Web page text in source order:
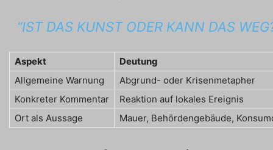
“IST DAS KUNST ODER KANN DAS
Aspekt
Deutung
Allgemeine Warnung
Abgrund- oder Krisenmetapher
Konkreter Kommentar
Reaktion auf lokales Ereignis
Ort als Aussage
Mauer, Behördengebäude,